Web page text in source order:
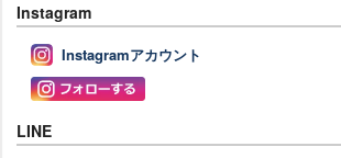
Instagram
Instagramアカウント
LINE